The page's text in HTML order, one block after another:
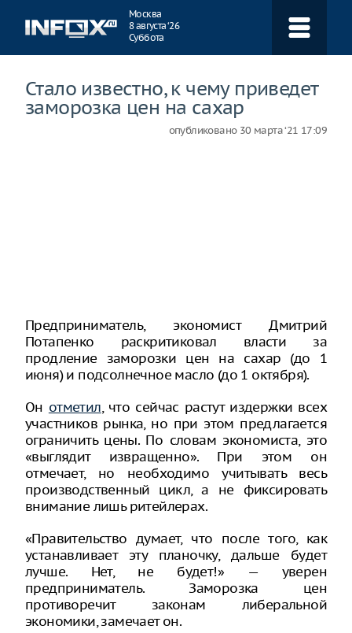
Москва
8 августа ‘26
Суббота
Стало известно, к чему приведет
заморозка цен на сахар
опубликовано 30 марта ‘21 17:09
Предприниматель, экономист Дмитрий
Потапенко раскритиковал власти за
продление заморозки цен на сахар (до 1
июня) и подсолнечное масло (до 1 октября).
Он отметил, что сейчас растут издержки всех
участников рынка, но при этом предлагается
ограничить цены. По словам экономиста, это
«выглядит извращенно». При этом он
отмечает, но необходимо учитывать весь
производственный цикл, а не фиксировать
внимание лишь ритейлерах.
«Правительство думает, что после того, как
устанавливает эту планочку, дальше будет
лучше. Нет, не будет!» — уверен
предприниматель. Заморозка цен
противоречит законам либеральной
экономики, замечает он.